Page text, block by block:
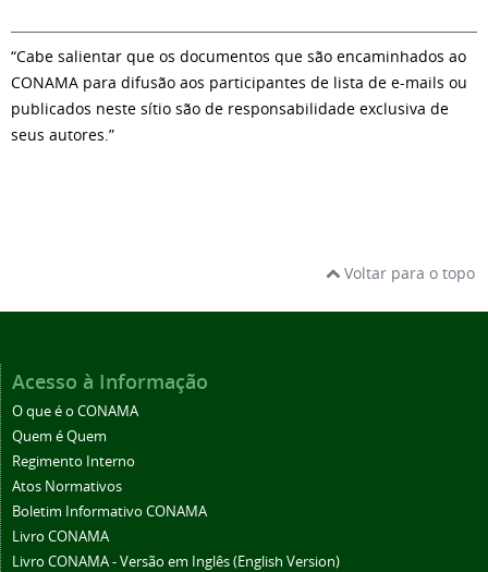
“Cabe salientar que os documentos que são encaminhados ao
CONAMA para difusão aos participantes de lista de e-mails ou
publicados neste sítio são de responsabilidade exclusiva de
seus autores.”
Voltar para o topo
Acesso à Informação
O que é o CONAMA
Quem é Quem
Regimento Interno
Atos Normativos
Boletim Informativo CONAMA
Livro CONAMA
Livro CONAMA - Versão em Inglês (English Version)